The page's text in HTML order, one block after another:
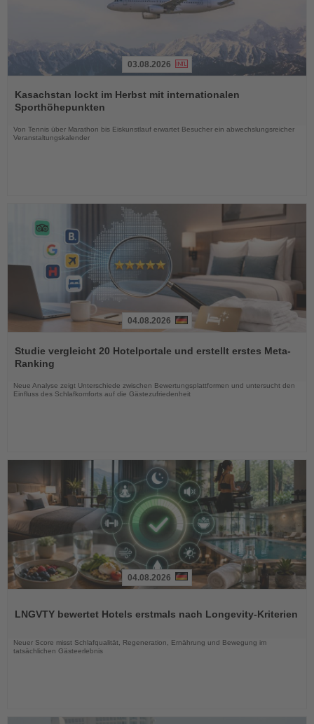
Sie
die
Nachrichten
03.08.2026
Kasachstan lockt im Herbst mit internationalen
Sporthöhepunkten
Von Tennis über Marathon bis Eiskunstlauf erwartet Besucher ein abwechslungsreicher
Veranstaltungskalender
Sie
die
Nachrichten
04.08.2026
Studie vergleicht 20 Hotelportale und erstellt erstes Meta-
Ranking
Neue Analyse zeigt Unterschiede zwischen Bewertungsplattformen und untersucht den
Einfluss des Schlafkomforts auf die Gästezufriedenheit
die
04.08.2026
LNGVTY bewertet Hotels erstmals nach Longevity-Kriterien
Neuer Score misst Schlafqualität, Regeneration, Ernährung und Bewegung im
tatsächlichen Gästeerlebnis